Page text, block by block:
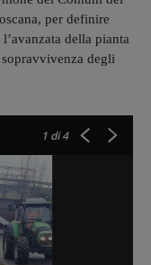
per definire
della pianta
degli
1 di 4